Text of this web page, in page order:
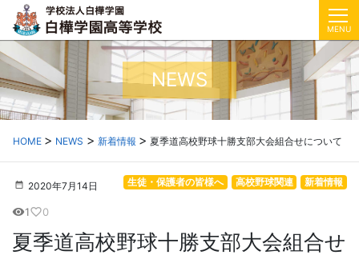
MENU
NEWS
HOME NEWS 新着情報 夏季道高校野球十勝支部大会組合せについて
2020年7月14日 新着情報
高校野球関連
生徒・保護者の皆様へ
visibility1favorite_border0
夏季道高校野球十勝支部大会組合せ